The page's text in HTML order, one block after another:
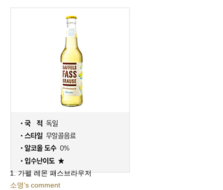
1. 가펠 레몬 패스브라우저
소영‘s comment